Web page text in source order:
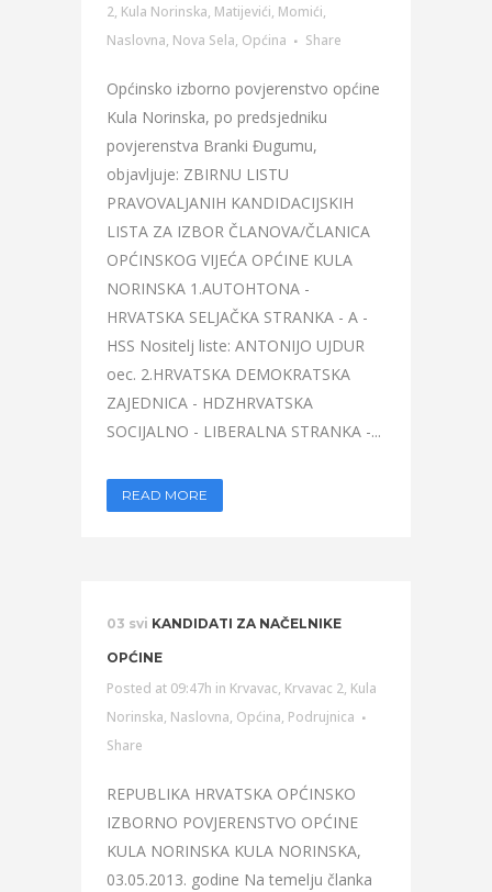
2, Kula Norinska, Matijevići, Momići,
Naslovna, Nova Sela, Općina Share
Općinsko izborno povjerenstvo općine
Kula Norinska, po predsjedniku
povjerenstva Branki Đugumu,
objavljuje: ZBIRNU LISTU
PRAVOVALJANIH KANDIDACIJSKIH
LISTA ZA IZBOR ČLANOVA/ČLANICA
OPĆINSKOG VIJEĆA OPĆINE KULA
NORINSKA 1.AUTOHTONA -
HRVATSKA SELJAČKA STRANKA - A -
HSS Nositelj liste: ANTONIJO UJDUR
oec. 2.HRVATSKA DEMOKRATSKA
ZAJEDNICA - HDZHRVATSKA
SOCIJALNO - LIBERALNA STRANKA -...
READ MORE
03 svi KANDIDATI ZA NAČELNIKE
OPĆINE
Posted at 09:47h in Krvavac, Krvavac 2, Kula
Norinska, Naslovna, Općina, Podrujnica
Share
REPUBLIKA HRVATSKA OPĆINSKO
IZBORNO POVJERENSTVO OPĆINE
KULA NORINSKA KULA NORINSKA,
03.05.2013. godine Na temelju članka